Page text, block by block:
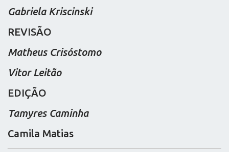
Gabriela Kriscinski
REVISÃO
Matheus Crisóstomo
Vitor Leitão
EDIÇÃO
Tamyres Caminha
Camila Matias